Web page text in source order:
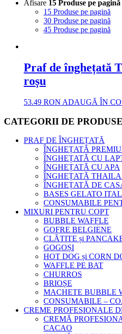
Afisare 15 Produse pe pagină
15 Produse pe pagină
30 Produse pe pagină
45 Produse pe pagină
Praf de înghețată
roșu
53.49 RON ADAUGĂ ÎN
CATEGORII DE PRODUSE
PRAF DE ÎNGHEȚATĂ
ÎNGHEȚATĂ
ÎNGHEȚATĂ CU
ÎNGHEȚATĂ CU APA
ÎNGHEȚATĂ
ÎNGHEȚATĂ DE
BASES GELATO
CONSUMABILE
MIXURI PENTRU COPT
BUBBLE WAFFLE
GOFRE BELGIENE
CLĂTITE și
GOGOȘI
HOT DOG și CORN
WAFFLE PE BAT
CHURROS
BRIOȘE
MACHETE BUBBLE
CONSUMABILE –
CREME PROFESIONALE
CREMĂ
CACAO